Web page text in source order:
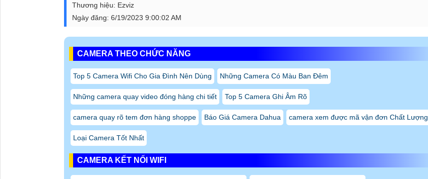
Thương hiệu: Ezviz
Ngày đăng: 6/19/2023 9:00:02 AM
CAMERA THEO CHỨC NĂNG
Top 5 Camera Wifi Cho Gia Đình Nên Dùng Những Camera Có Màu Ban Đêm
Những camera quay video đóng hàng chi tiết Top 5 Camera Ghi Âm Rõ
camera quay rõ tem đơn hàng shoppe Báo Giá Camera Dahua camera xem được mã vận đơn Chất Lượng
Loại Camera Tốt Nhất
CAMERA KẾT NỐI WIFI